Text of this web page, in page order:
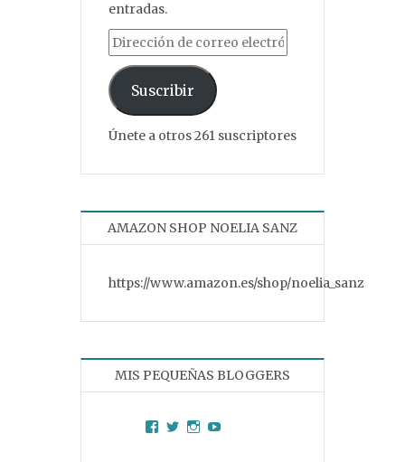
entradas.
Dirección de correo electrónico
Suscribir
Únete a otros 261 suscriptores
AMAZON SHOP NOELIA SANZ
https://www.amazon.es/shop/noelia_sanz
MIS PEQUEÑAS BLOGGERS
Facebook
TwitterInstagram